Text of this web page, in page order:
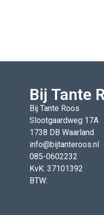
Bij Tante
Bij Tante Roos
Slootgaardweg 17A
1738 DB Waarland
info@bijtanteroos.nl
085-0602232
KvK: 37101392
BTW: